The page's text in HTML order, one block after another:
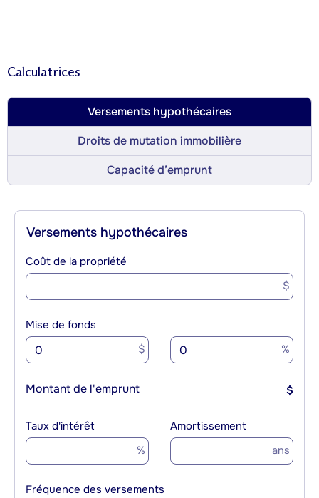
Calculatrices
Versements hypothécaires
Droits de mutation immobilière
Capacité d’emprunt
Versements hypothécaires
Coût de la propriété
$
Mise de fonds
$ %
Montant de l'emprunt $
Taux d'intérêt
%
Amortissement
ans
Fréquence des versements